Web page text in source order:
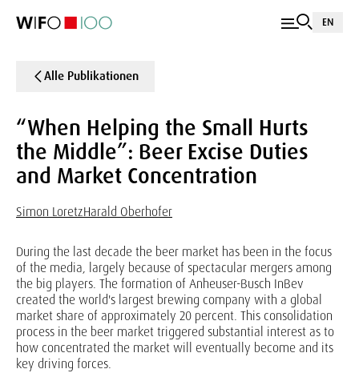
EN
Alle Publikationen
“When Helping the Small Hurts
the Middle”: Beer Excise Duties
and Market Concentration
Simon LoretzHarald Oberhofer
During the last decade the beer market has been in the focus
of the media, largely because of spectacular mergers among
the big players. The formation of Anheuser-Busch InBev
created the world's largest brewing company with a global
market share of approximately 20 percent. This consolidation
process in the beer market triggered substantial interest as to
how concentrated the market will eventually become and its
key driving forces.